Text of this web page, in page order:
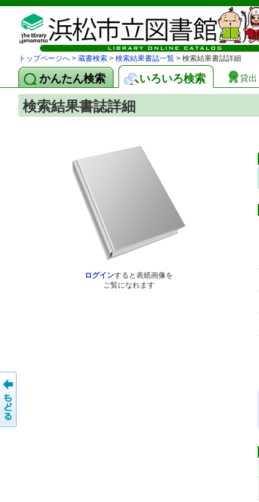
トップページへ > 蔵書検索 > 検索結果書誌一覧 > 検索結果書誌詳細
かんたん検索 いろいろ検索 貸出
検索結果書誌詳細
ログインすると表紙画像を
ご覧になれます